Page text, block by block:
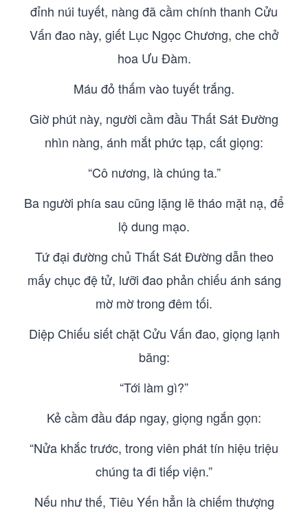
đỉnh núi tuyết, nàng đã cầm chính thanh Cửu
Vấn đao này, giết Lục Ngọc Chương, che chở
hoa Ưu Đàm.
Máu đỏ thấm vào tuyết trắng.
Giờ phút này, người cầm đầu Thất Sát Đường
nhìn nàng, ánh mắt phức tạp, cất giọng:
“Cô nương, là chúng ta.”
Ba người phía sau cũng lặng lẽ tháo mặt nạ, để
lộ dung mạo.
Tứ đại đường chủ Thất Sát Đường dẫn theo
mấy chục đệ tử, lưỡi đao phản chiếu ánh sáng
mờ mờ trong đêm tối.
Diệp Chiếu siết chặt Cửu Vấn đao, giọng lạnh
băng:
“Tới làm gì?”
Kẻ cầm đầu đáp ngay, giọng ngắn gọn:
“Nửa khắc trước, trong viên phát tín hiệu triệu
chúng ta đi tiếp viện.”
Nếu như thế, Tiêu Yến hẳn là chiếm thượng